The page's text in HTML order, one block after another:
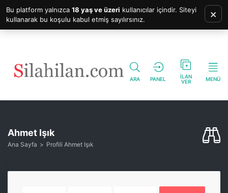
ARA PANEL
İLAN
VER
MENÜ
Ahmet Işık
Ana Sayfa Profili Ahmet Işık
Bu platform yalnızca 18 yaş ve üzeri kullanıcılar içindir. Siteyi
kullanarak bu koşulu kabul etmiş sayılırsınız.
×